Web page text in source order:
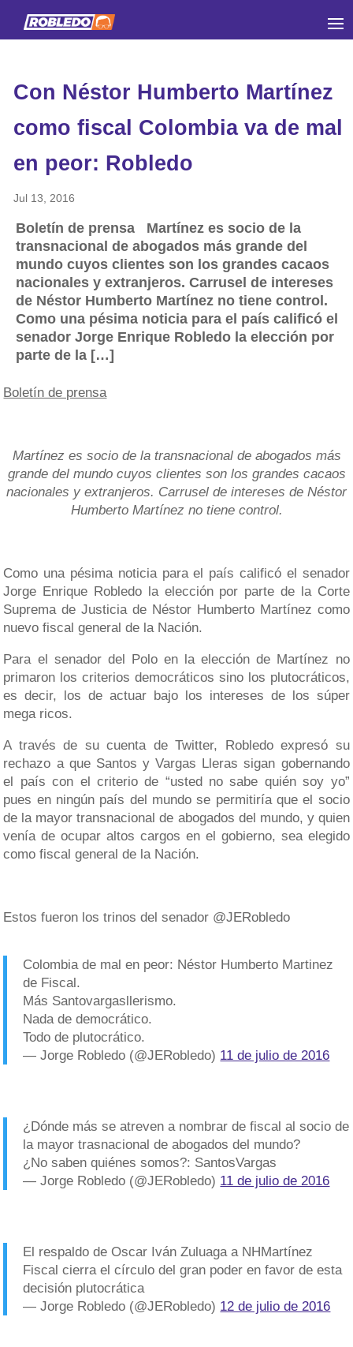
Con Néstor Humberto Martínez
como fiscal Colombia va de mal
en peor: Robledo
Jul 13, 2016
Boletín de prensa Martínez es socio de la
transnacional de abogados más grande del
mundo cuyos clientes son los grandes cacaos
nacionales y extranjeros. Carrusel de intereses
de Néstor Humberto Martínez no tiene control.
Como una pésima noticia para el país calificó el
senador Jorge Enrique Robledo la elección por
parte de la […]
Boletín de prensa
Martínez es socio de la transnacional de abogados más
grande del mundo cuyos clientes son los grandes cacaos
nacionales y extranjeros. Carrusel de intereses de Néstor
Humberto Martínez no tiene control.
Como una pésima noticia para el país calificó el senador
Jorge Enrique Robledo la elección por parte de la Corte
Suprema de Justicia de Néstor Humberto Martínez como
nuevo fiscal general de la Nación.
Para el senador del Polo en la elección de Martínez no
primaron los criterios democráticos sino los plutocráticos,
es decir, los de actuar bajo los intereses de los súper
mega ricos.
A través de su cuenta de Twitter, Robledo expresó su
rechazo a que Santos y Vargas Lleras sigan gobernando
el país con el criterio de “usted no sabe quién soy yo”
pues en ningún país del mundo se permitiría que el socio
de la mayor transnacional de abogados del mundo, y quien
venía de ocupar altos cargos en el gobierno, sea elegido
como fiscal general de la Nación.
Estos fueron los trinos del senador @JERobledo
Colombia de mal en peor: Néstor Humberto Martinez
de Fiscal.
Más Santovargasllerismo.
Nada de democrático.
Todo de plutocrático.
— Jorge Robledo (@JERobledo) 11 de julio de 2016
¿Dónde más se atreven a nombrar de fiscal al socio de
la mayor trasnacional de abogados del mundo?
¿No saben quiénes somos?: SantosVargas
— Jorge Robledo (@JERobledo) 11 de julio de 2016
El respaldo de Oscar Iván Zuluaga a NHMartínez
Fiscal cierra el círculo del gran poder en favor de esta
decisión plutocrática
— Jorge Robledo (@JERobledo) 12 de julio de 2016